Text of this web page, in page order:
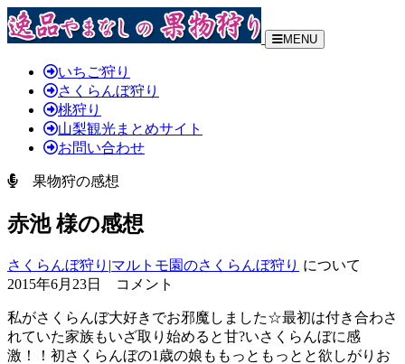
MENU
いちご狩り
さくらんぼ狩り
桃狩り
山梨観光まとめサイト
お問い合わせ
果物狩の感想
赤池 様の感想
さくらんぼ狩り |マルトモ園のさくらんぼ狩り について
2015年6月23日 コメント
私がさくらんぼ大好きでお邪魔しました☆最初は付き合わさ
れていた家族もいざ取り始めると甘?いさくらんぼに感
激！！初さくらんぼの1歳の娘ももっともっとと欲しがりお